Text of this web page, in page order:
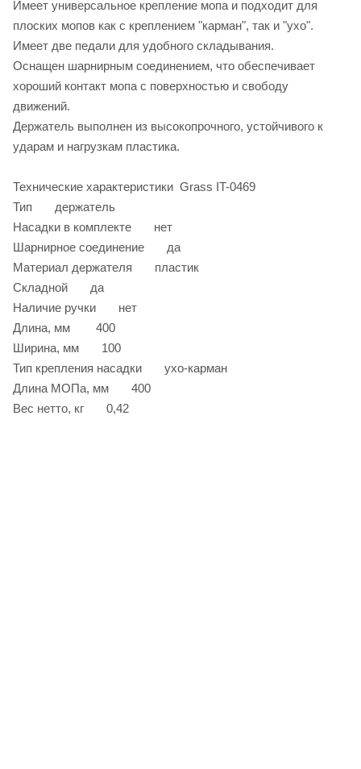
Имеет универсальное крепление мопа и подходит для
плоских мопов как с креплением "карман", так и "ухо".
Имеет две педали для удобного складывания.
Оснащен шарнирным соединением, что обеспечивает
хороший контакт мопа с поверхностью и свободу
движений.
Держатель выполнен из высокопрочного, устойчивого к
ударам и нагрузкам пластика.
Технические характеристики Grass IT-0469
Тип держатель
Насадки в комплекте нет
Шарнирное соединение да
Материал держателя пластик
Складной да
Наличие ручки нет
Длина, мм 400
Ширина, мм 100
Тип крепления насадки ухо-карман
Длина МОПа, мм 400
Вес нетто, кг 0,42